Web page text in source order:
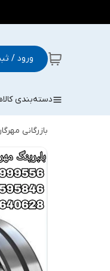
ورود /
دسته‌بندی
بازرگانی